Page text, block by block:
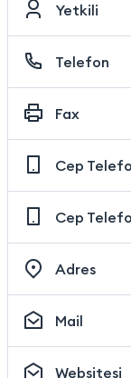
Yetkili
Telefon
Fax
Cep
Cep
Adres
Mail
Websitesi